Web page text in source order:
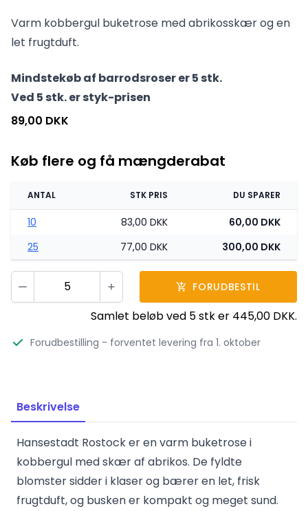
Varm kobbergul buketrose med abrikosskær og en
let frugtduft.
Mindstekøb af barrodsroser er 5 stk.
Ved 5 stk. er styk-prisen
89,00 DKK
Køb flere og få mængderabat
ANTAL STK PRIS DU SPARER
10 83,00 DKK
60,00 DKK
25
77,00 DKK 300,00 DKK
Vælg antal
Plus FORUDBESTIL
Samlet beløb ved 5stk er 445,00 DKK.
Forudbestilling - forventet levering fra 1. oktober
Beskrivelse
Hansestadt Rostock er en varm buketrose i
kobbergul med skær af abrikos. De fyldte
blomster sidder i klaser og bærer en let, frisk
frugtduft, og busken er kompakt og meget sund.